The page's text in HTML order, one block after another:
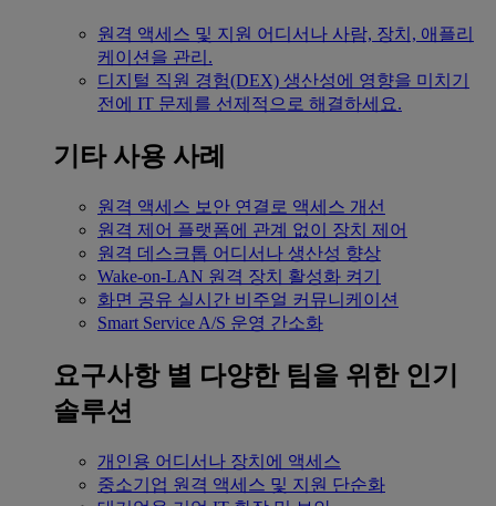
원격 액세스 및 지원 어디서나 사람, 장치, 애플리
케이션을 관리.
디지털 직원 경험(DEX) 생산성에 영향을 미치기
전에 IT 문제를 선제적으로 해결하세요.
기타 사용 사례
원격 액세스 보안 연결로 액세스 개선
원격 제어 플랫폼에 관계 없이 장치 제어
원격 데스크톱 어디서나 생산성 향상
Wake-on-LAN 원격 장치 활성화 켜기
화면 공유 실시간 비주얼 커뮤니케이션
Smart Service A/S 운영 간소화
요구사항 별 다양한 팀을 위한 인기
솔루션
개인용 어디서나 장치에 액세스
중소기업 원격 액세스 및 지원 단순화